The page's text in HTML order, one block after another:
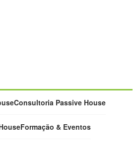
Consultoria Passive House
Formação & Eventos